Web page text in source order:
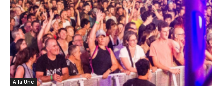
A la Une